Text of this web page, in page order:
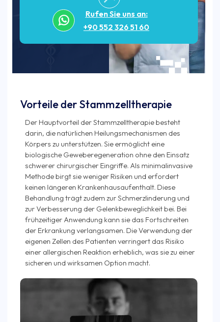
Rufen Sie uns an:
+90 552 326 51 60
Vorteile der Stammzelltherapie
Der Hauptvorteil der Stammzelltherapie besteht
darin, die natürlichen Heilungsmechanismen des
Körpers zu unterstützen. Sie ermöglicht eine
biologische Geweberegeneration ohne den Einsatz
schwerer chirurgischer Eingriffe. Als minimalinvasive
Methode birgt sie weniger Risiken und erfordert
keinen längeren Krankenhausaufenthalt. Diese
Behandlung trägt zudem zur Schmerzlinderung und
zur Verbesserung der Gelenkbeweglichkeit bei. Bei
frühzeitiger Anwendung kann sie das Fortschreiten
der Erkrankung verlangsamen. Die Verwendung der
eigenen Zellen des Patienten verringert das Risiko
einer allergischen Reaktion erheblich, was sie zu einer
sicheren und wirksamen Option macht.